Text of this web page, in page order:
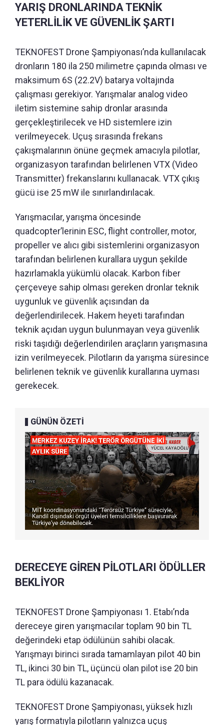
YARIŞ DRONLARINDA TEKNİK
YETERLİLİK VE GÜVENLİK ŞARTI
TEKNOFEST Drone Şampiyonası’nda kullanılacak
dronların 180 ila 250 milimetre çapında olması ve
maksimum 6S (22.2V) batarya voltajında
çalışması gerekiyor. Yarışmalar analog video
iletim sistemine sahip dronlar arasında
gerçekleştirilecek ve HD sistemlere izin
verilmeyecek. Uçuş sırasında frekans
çakışmalarının önüne geçmek amacıyla pilotlar,
organizasyon tarafından belirlenen VTX (Video
Transmitter) frekanslarını kullanacak. VTX çıkış
gücü ise 25 mW ile sınırlandırılacak.
Yarışmacılar, yarışma öncesinde
quadcopter’lerinin ESC, flight controller, motor,
propeller ve alıcı gibi sistemlerini organizasyon
tarafından belirlenen kurallara uygun şekilde
hazırlamakla yükümlü olacak. Karbon fiber
çerçeveye sahip olması gereken dronlar teknik
uygunluk ve güvenlik açısından da
değerlendirilecek. Hakem heyeti tarafından
teknik açıdan uygun bulunmayan veya güvenlik
riski taşıdığı değerlendirilen araçların yarışmasına
izin verilmeyecek. Pilotların da yarışma süresince
belirlenen teknik ve güvenlik kurallarına uyması
gerekecek.
GÜNÜN ÖZETİ
DERECEYE GİREN PİLOTLARI ÖDÜLLER
BEKLİYOR
TEKNOFEST Drone Şampiyonası 1. Etabı’nda
dereceye giren yarışmacılar toplam 90 bin TL
değerindeki etap ödülünün sahibi olacak.
Yarışmayı birinci sırada tamamlayan pilot 40 bin
TL, ikinci 30 bin TL, üçüncü olan pilot ise 20 bin
TL para ödülü kazanacak.
TEKNOFEST Drone Şampiyonası, yüksek hızlı
yarış formatıyla pilotların yalnızca uçuş